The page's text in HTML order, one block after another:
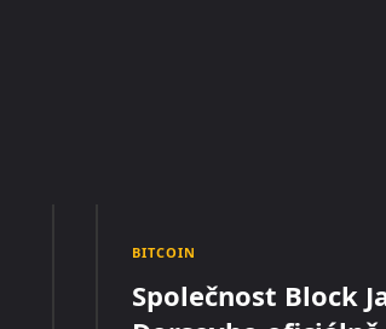
BITCOIN
Společnost Block